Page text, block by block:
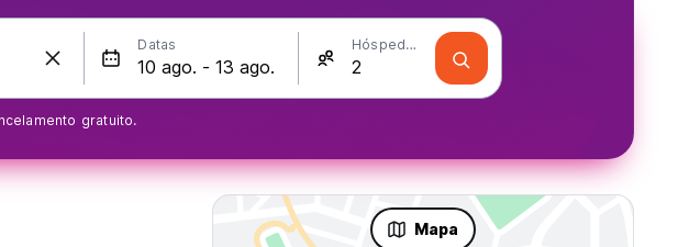
Datas Hóspedes
gratuito.
Mapa